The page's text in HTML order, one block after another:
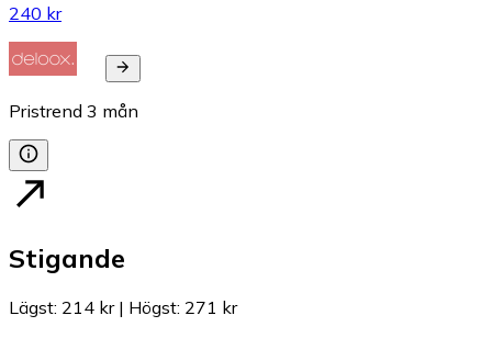
240 kr
Pristrend 3 mån
Stigande
Lägst: 214 kr| Högst: 271 kr